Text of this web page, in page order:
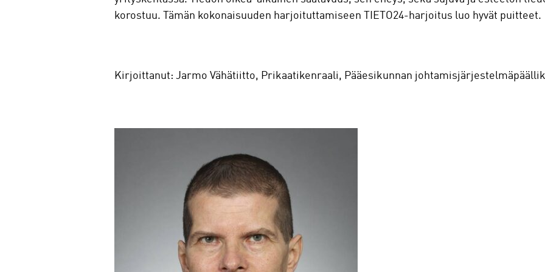
korostuu. Tämän kokonaisuuden harjoituttamiseen TIETO24-harjoitus luo hyvät puitteet.
Kirjoittanut: Jarmo Vähätiitto, Prikaatikenraali, Pääesikunnan